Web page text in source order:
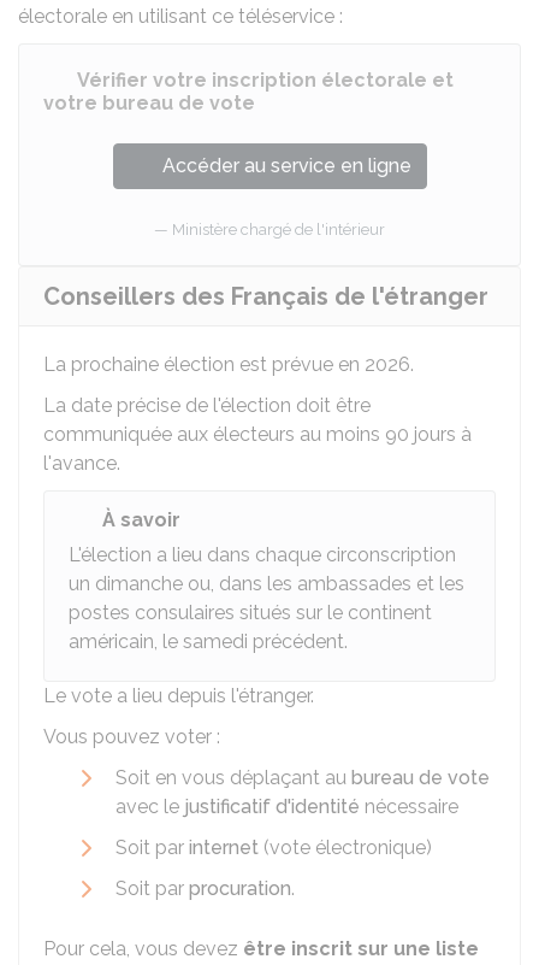
électorale en utilisant ce téléservice :
Vérifier votre inscription électorale et
votre bureau de vote
Accéder au service en ligne
Ministère chargé de l'intérieur
Conseillers des Français de l'étranger
La prochaine élection est prévue en 2026.
La date précise de l'élection doit être
communiquée aux électeurs au moins 90 jours à
l'avance.
À savoir
L'élection a lieu dans chaque circonscription
un dimanche ou, dans les ambassades et les
postes consulaires situés sur le continent
américain, le samedi précédent.
Le vote a lieu depuis l'étranger.
Vous pouvez voter :
Soit en vous déplaçant au bureau de vote
avec le justificatif d'identité nécessaire
Soit par internet (vote électronique)
Soit par procuration.
Pour cela, vous devez être inscrit sur une liste